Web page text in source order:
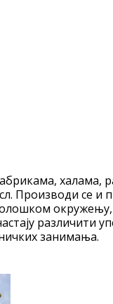
халама,
Производи
различити
занимања.